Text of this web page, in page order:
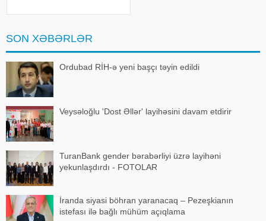
yaşayan sakinləri
SON XƏBƏRLƏR
Ordubad RİH-ə yeni başçı təyin edildi
Veysəloğlu 'Dost Əllər' layihəsini davam etdirir
TuranBank gender bərabərliyi üzrə layihəni
yekunlaşdırdı - FOTOLAR
İranda siyasi böhran yaranacaq – Pezeşkianın
istefası ilə bağlı mühüm açıqlama